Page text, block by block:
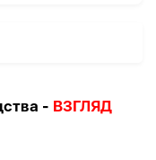
- ВЗГЛЯД